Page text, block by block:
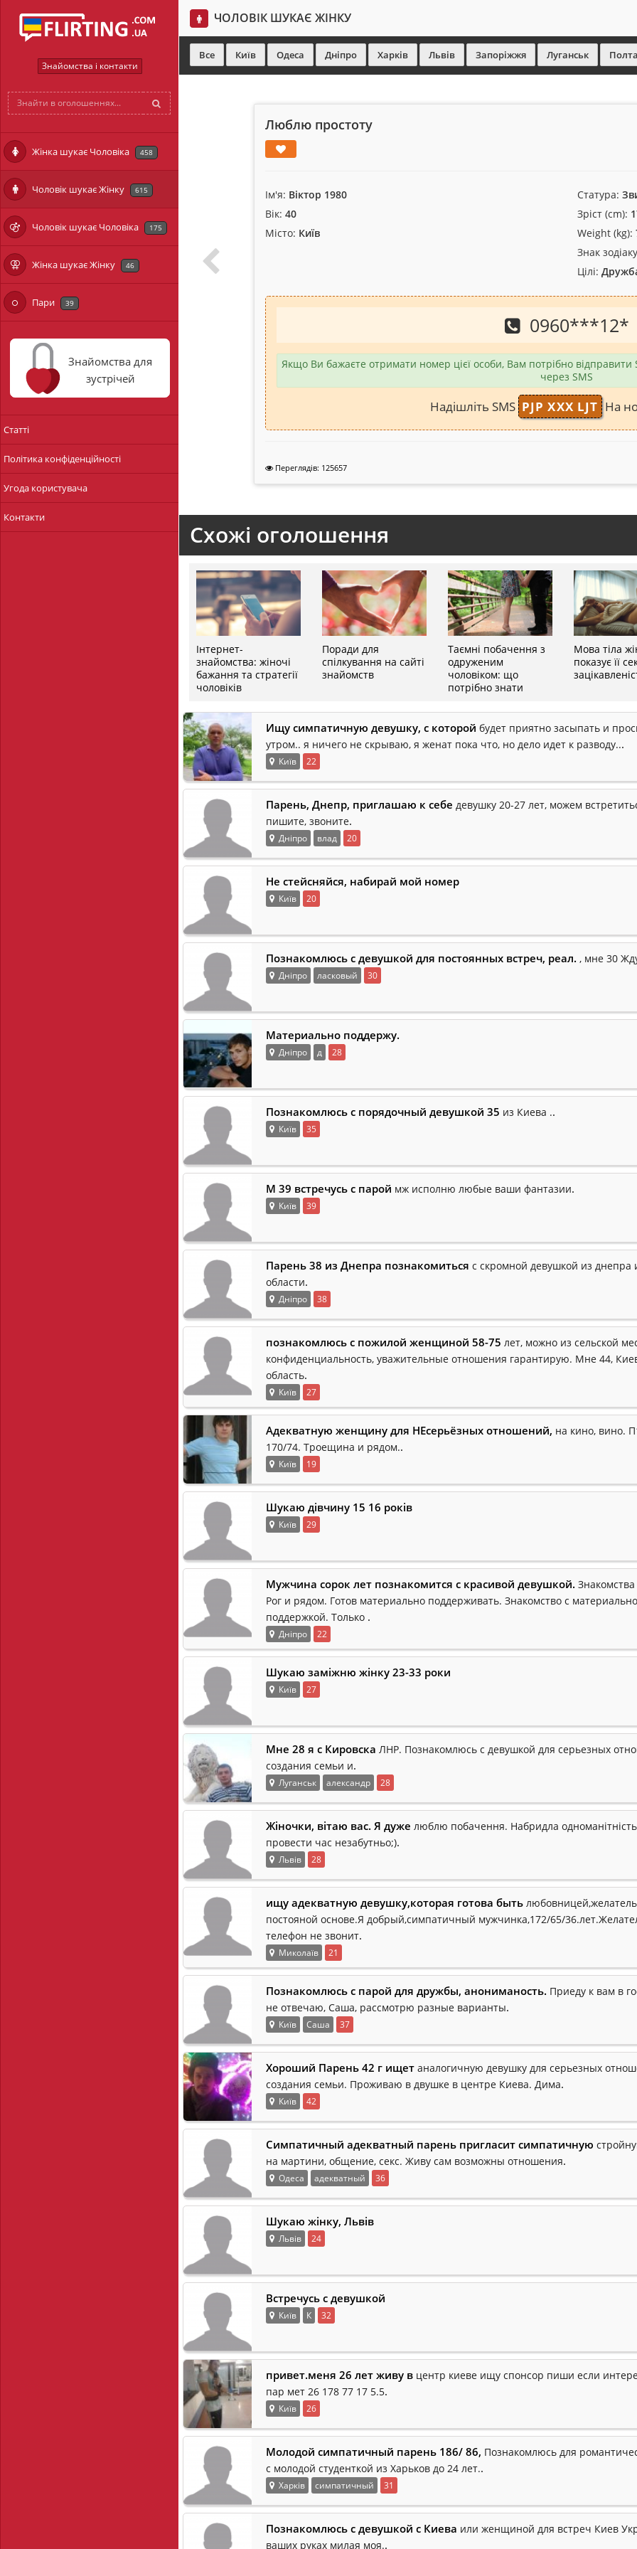
Знайомства і контакти
Жінка шукає Чоловіка 458
Чоловік шукає Жінку 615
Чоловік шукає Чоловіка 175
Жінка шукає Жінку 46
Пари 39
Знайомства для
зустрічей
Статті
Політика конфіденційності
Угода користувача
Контакти
ЧОЛОВІК ШУКАЄ ЖІНКУ
Все Київ Одеса Дніпро Харків Львів Запоріжжя Луганськ
Люблю простоту
Ім'я: Віктор 1980
Вік: 40
Місто: Київ
Статура:
Зріст (cm):
Weight (kg):
Знак
Цілі:
0960***12*
Якщо Ви бажаєте отримати номер цієї особи, Вам потрібно
через SMS
Надішліть SMS PJP XXX LJT На
Переглядів: 125657
Схожі оголошення
Інтернет-
знайомства: жіночі
бажання та стратегії
чоловіків
Поради для
спілкування на сайті
знайомств
Таємні побачення з
одруженим
чоловіком: що
потрібно знати
Мова тіла
показує її
Ищу симпатичную девушку, с которой будет приятно засыпать и
утром.. я ничего не скрываю, я женат пока что, но дело идет к разводу...
Київ 22
Парень, Днепр, приглашаю к себе девушку 20-27 лет, можем
пишите, звоните.
Дніпро влад 20
Не стейсняйся, набирай мой номер
Київ 20
Познакомлюсь с девушкой для постоянных встреч, реал. , мне 30
Дніпро ласковый 30
Материально поддержу.
Дніпро д 28
Познакомлюсь с порядочный девушкой 35 из Киева ..
Київ 35
М 39 встречусь с парой мж исполню любые ваши фантазии.
Київ 39
Парень 38 из Днепра познакомиться с скромной девушкой из днепра
области.
Дніпро 38
познакомлюсь с пожилой женщиной 58-75 лет, можно из сельской
конфиденциальность, уважительные отношения гарантирую. Мне 44,
область.
Київ 27
Адекватную женщину для НЕсерьёзных отношений, на кино, вино.
170/74. Троещина и рядом..
Київ 19
Шукаю дівчину 15 16 років
Київ 29
Мужчина сорок лет познакомится с красивой девушкой.
Рог и рядом. Готов материально поддерживать. Знакомство с
поддержкой. Только .
Дніпро 22
Шукаю заміжню жінку 23-33 роки
Київ 27
Мне 28 я с Кировска ЛНР. Познакомлюсь с девушкой для серьезных
создания семьи и.
Луганськ александр 28
Жіночки, вітаю вас. Я дуже люблю побачення. Набридла
провести час незабутньо;).
Львів 28
ищу адекватную девушку,которая готова быть
постояной основе.Я добрый,симпатичный мужчинка,172/65/
телефон не звонит.
Миколаїв 21
Познакомлюсь с парой для дружбы, анониманость. Приеду к вам в
не отвечаю, Саша, рассмотрю разные варианты.
Київ Саша 37
Хороший Парень 42 г ищет аналогичную девушку для серьезных
создания семьи. Проживаю в двушке в центре Киева. Дима.
Київ 42
Симпатичный адекватный парень пригласит симпатичную
на мартини, общение, секс. Живу сам возможны отношения.
Одеса адекватный 36
Шукаю жінку, Львів
Львів 24
Встречусь с девушкой
Київ К 32
привет.меня 26 лет живу в центр киеве ищу спонсор пиши если
пар мет 26 178 77 17 5.5.
Київ 26
Молодой симпатичный парень 186/ 86, Познакомлюсь для
с молодой студенткой из Харьков до 24 лет..
Харків симпатичный 31
Познакомлюсь с девушкой с Киева или женщиной для встреч Киев
ваших руках милая моя..